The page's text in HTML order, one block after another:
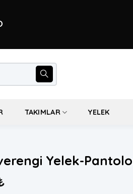
TAKIMLAR YELEK
Yelek-